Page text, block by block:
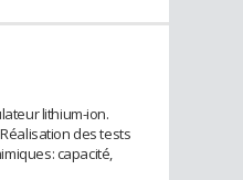
lithium-ion.
des tests
capacité,